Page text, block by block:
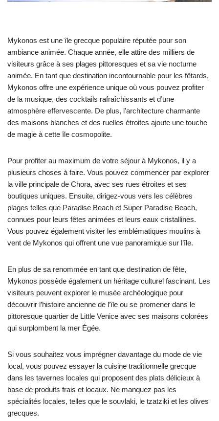
Mykonos est une île grecque populaire réputée pour son
ambiance animée. Chaque année, elle attire des milliers de
visiteurs grâce à ses plages pittoresques et sa vie nocturne
animée. En tant que destination incontournable pour les fêtards,
Mykonos offre une expérience unique où vous pouvez profiter
de la musique, des cocktails rafraîchissants et d’une
atmosphère effervescente. De plus, l’architecture charmante
des maisons blanches et des ruelles étroites ajoute une touche
de magie à cette île cosmopolite.
Pour profiter au maximum de votre séjour à Mykonos, il y a
plusieurs choses à faire. Vous pouvez commencer par explorer
la ville principale de Chora, avec ses rues étroites et ses
boutiques uniques. Ensuite, dirigez-vous vers les célèbres
plages telles que Paradise Beach et Super Paradise Beach,
connues pour leurs fêtes animées et leurs eaux cristallines.
Vous pouvez également visiter les emblématiques moulins à
vent de Mykonos qui offrent une vue panoramique sur l’île.
En plus de sa renommée en tant que destination de fête,
Mykonos possède également un héritage culturel fascinant. Les
visiteurs peuvent explorer le musée archéologique pour
découvrir l’histoire ancienne de l’île ou se promener dans le
pittoresque quartier de Little Venice avec ses maisons colorées
qui surplombent la mer Égée.
Si vous souhaitez vous imprégner davantage du mode de vie
local, vous pouvez essayer la cuisine traditionnelle grecque
dans les tavernes locales qui proposent des plats délicieux à
base de produits frais et locaux. Ne manquez pas les
spécialités locales, telles que le souvlaki, le tzatziki et les olives
grecques.